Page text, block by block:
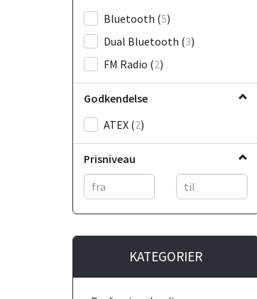
Bluetooth (5)
Dual Bluetooth (3)
FM Radio (2)
Godkendelse
ATEX (2)
Prisniveau
KATEGORIER